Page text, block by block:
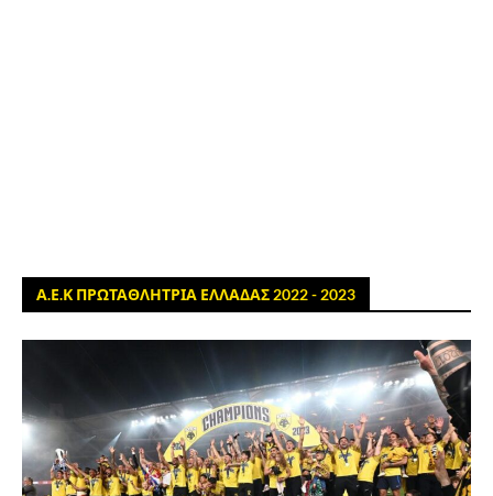
Α.Ε.Κ ΠΡΩΤΑΘΛΗΤΡΙΑ ΕΛΛΑΔΑΣ 2022 - 2023